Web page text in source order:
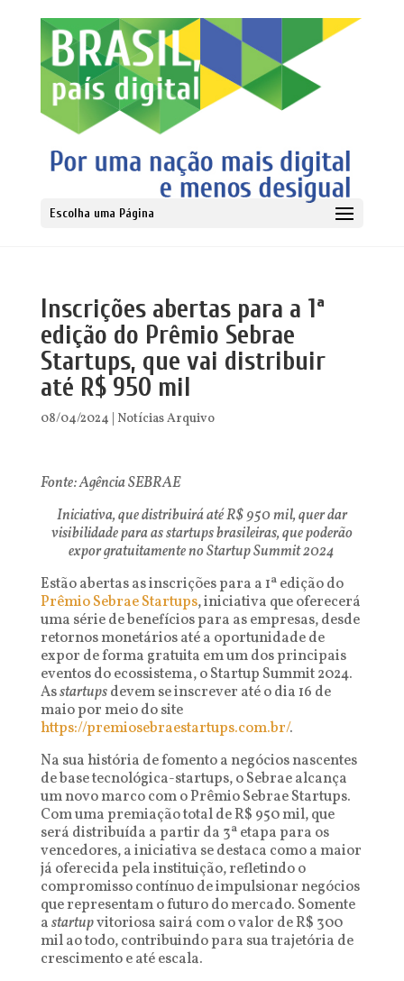
Escolha uma Página
Inscrições abertas para a 1ª
edição do Prêmio Sebrae
Startups, que vai distribuir
até R$ 950 mil
08/04/2024 Notícias Arquivo
Fonte: Agência SEBRAE
Iniciativa, que distribuirá até R$ 950 mil, quer dar
visibilidade para as startups brasileiras, que poderão
expor gratuitamente no Startup Summit 2024
Estão abertas as inscrições para a 1ª edição do
Prêmio Sebrae Startups, iniciativa que oferecerá
uma série de benefícios para as empresas, desde
retornos monetários até a oportunidade de
expor de forma gratuita em um dos principais
eventos do ecossistema, o Startup Summit 2024.
Asstartupsdevem se inscrever até o dia 16 de
maio por meio do site
https://premiosebraestartups.com.br/.
Na sua história de fomento a negócios nascentes
de base tecnológica-startups, o Sebrae alcança
um novo marco com o Prêmio Sebrae Startups.
Com uma premiação total de R$ 950 mil, que
será distribuída a partir da 3ª etapa para os
vencedores, a iniciativa se destaca como a maior
já oferecida pela instituição, refletindo o
compromisso contínuo de impulsionar negócios
que representam o futuro do mercado. Somente
astartupvitoriosa sairá com o valor de R$ 300
mil ao todo, contribuindo para sua trajetória de
crescimento e até escala.